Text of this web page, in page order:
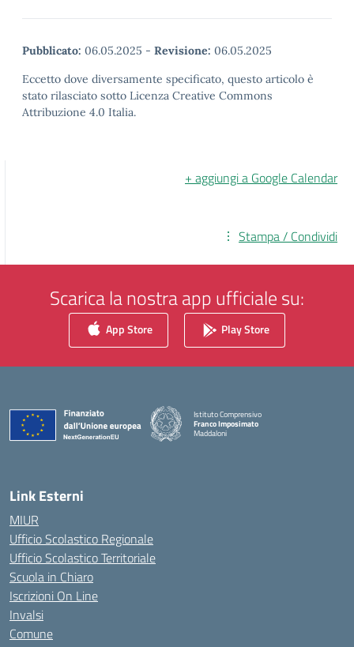
Pubblicato: 06.05.2025 - Revisione: 06.05.2025
Eccetto dove diversamente specificato, questo articolo è
stato rilasciato sotto Licenza Creative Commons
Attribuzione 4.0 Italia.
+ aggiungi a Google Calendar
Stampa / Condividi
Scarica la nostra app ufficiale su:
App Store Play Store
Istituto Comprensivo
Franco Imposimato
Maddaloni
Link Esterni
MIUR
Ufficio Scolastico Regionale
Ufficio Scolastico Territoriale
Scuola in Chiaro
Iscrizioni On Line
Invalsi
Comune